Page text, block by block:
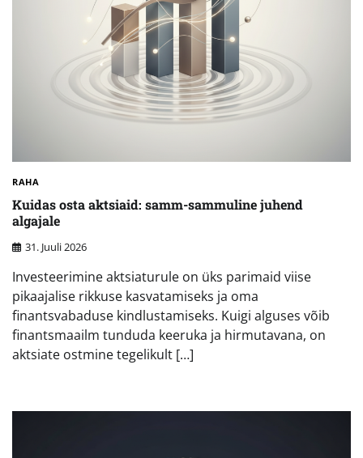
RAHA
Kuidas osta aktsiaid: samm-sammuline juhend
algajale
31. Juuli 2026
Investeerimine aktsiaturule on üks parimaid viise
pikaajalise rikkuse kasvatamiseks ja oma
finantsvabaduse kindlustamiseks. Kuigi alguses võib
finantsmaailm tunduda keeruka ja hirmutavana, on
aktsiate ostmine tegelikult […]